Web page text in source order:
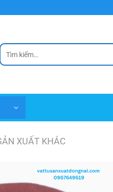
Tìm
kiếm:
XUẤT KHÁC